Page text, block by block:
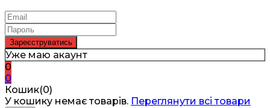
Уже маю акаунт
0
0
Кошик(0)
У кошику немає товарів. Переглянути всі товари